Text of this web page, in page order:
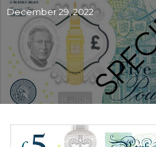
December 29, 2022